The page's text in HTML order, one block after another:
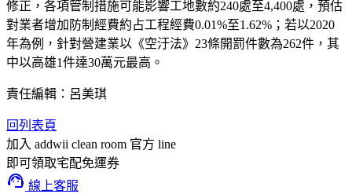
修正，各項管制措施可能影響工地數約240處至4,400處，預估
對業者增加防制經費約占工程經費0.01%至1.62%；若以2020
年為例，針對營建業以《空汙法》23條開罰件數為262件，其
中以高雄1件達30萬元最高。
責任編輯：呂美琪
回列表頁
加入 addwii clean room 官方 line
即可領取宅配免運券
support_agent 線上客服